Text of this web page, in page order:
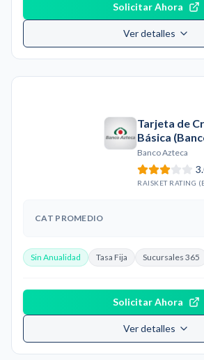
Solicitar Ahora
Ver detalles
Tarjeta de
Básica
Banco Azteca
RAISKET RATING
CAT PROMEDIO
Sin Anualidad Tasa Fija Sucursales 365
Solicitar Ahora
Ver detalles